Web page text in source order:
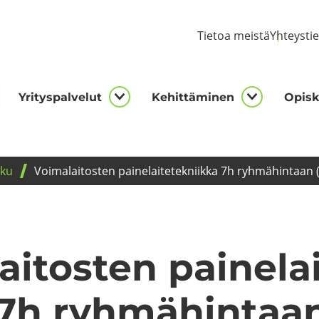
Tie­toa meis­tä
Yri­tys­pal­ve­lut
Yrityspalvelut
Ke­hit­tä­mi­nen
Voi­ma­lai­tos­ten pai­ne­lai­te­tek­niik­ka 7h ryh­mä­hin­taan